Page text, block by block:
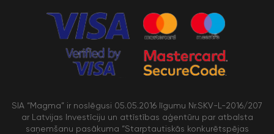
SIA “Magma” ir noslēgusi 05.05.2016 līgumu Nr.SKV-L-2016/207
ar Latvijas Investīciju un attīstības aģentūru par atbalsta
saņemšanu pasākuma “Starptautiskās konkurētspējas